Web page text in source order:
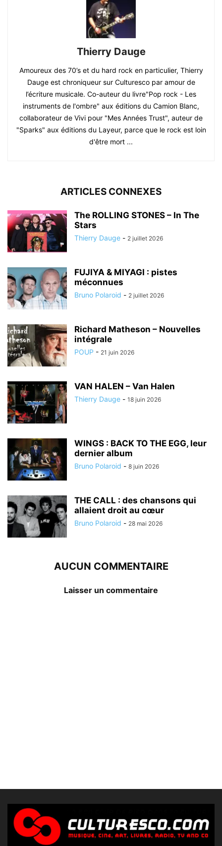
Thierry Dauge
Amoureux des 70’s et du hard rock en particulier, Thierry
Dauge est chroniqueur sur Culturesco par amour de
l’écriture musicale. Co-auteur du livre"Pop rock - Les
instruments de l'ombre" aux éditions du Camion Blanc,
collaborateur de Vivi pour "Mes Années Trust", auteur de
"Sparks" aux éditions du Layeur, parce que le rock est loin
d'être mort ...
ARTICLES CONNEXES
The ROLLING STONES – In The
Stars
Thierry Dauge - 2 juillet 2026
FUJIYA & MIYAGI : pistes
méconnues
Bruno Polaroid - 2 juillet 2026
Richard Matheson – Nouvelles
intégrale
POUP - 21 juin 2026
VAN HALEN – Van Halen
Thierry Dauge - 18 juin 2026
WINGS : BACK TO THE EGG, leur
dernier album
Bruno Polaroid - 8 juin 2026
THE CALL : des chansons qui
allaient droit au cœur
Bruno Polaroid - 28 mai 2026
AUCUN COMMENTAIRE
Laisser un commentaire